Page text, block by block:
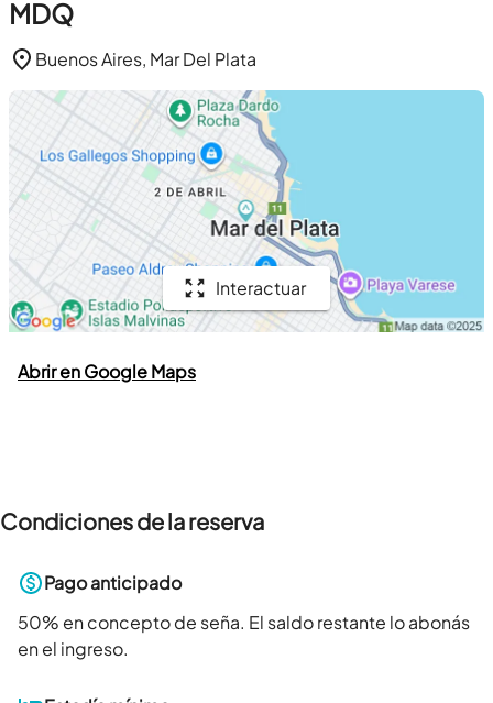
MDQ
Buenos Aires, Mar Del Plata
Interactuar
Abrir en Google Maps
Condiciones de la reserva
Pago anticipado
50% en concepto de seña. El saldo restante lo abonás
en el ingreso.